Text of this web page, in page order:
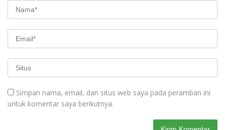
Simpan nama, email, dan situs web saya pada peramban ini
untuk komentar saya berikutnya.